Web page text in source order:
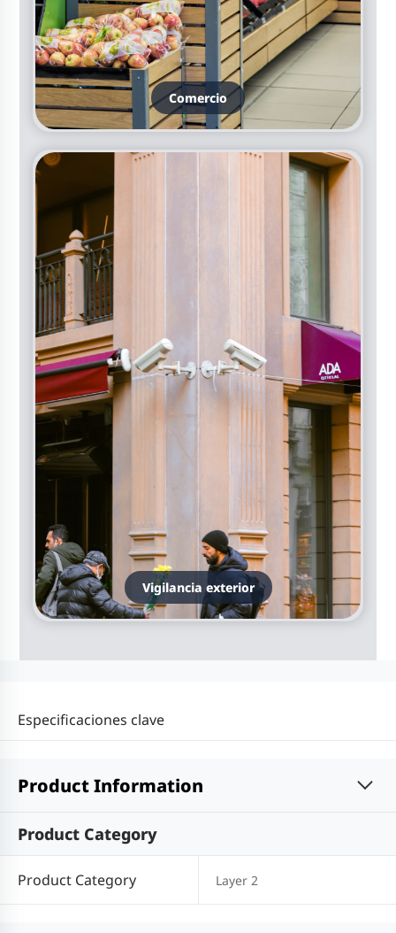
Comercio
Vigilancia exterior
Especificaciones clave
Product Information
Product Category
Product Category Layer 2